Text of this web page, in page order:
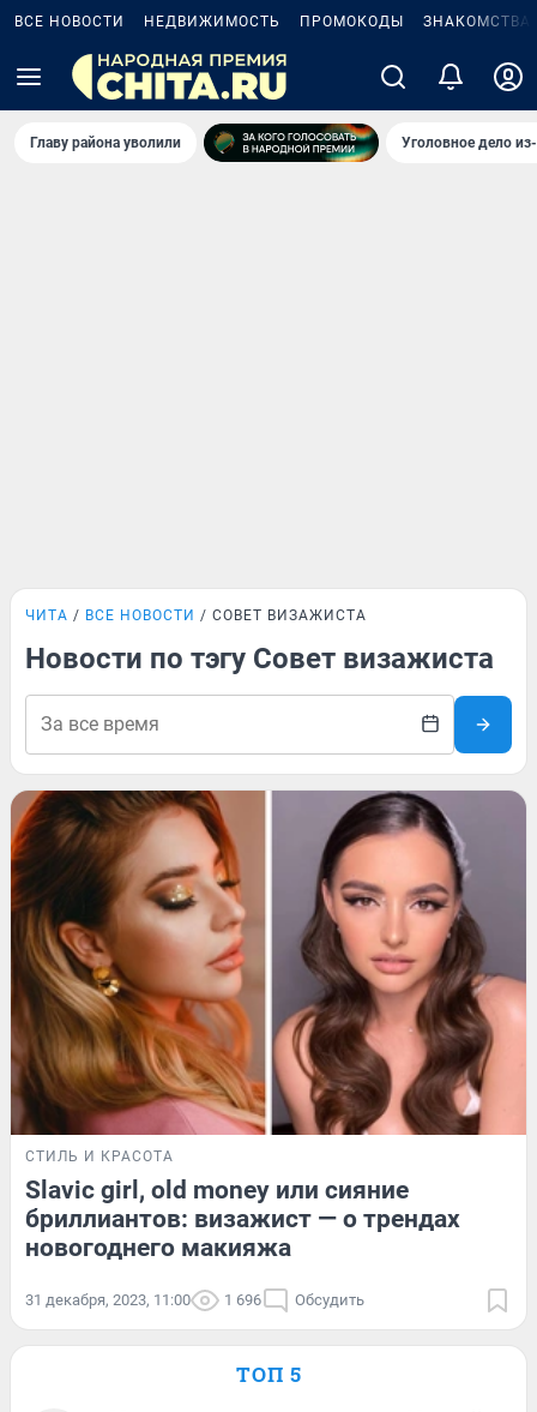
ВСЕ НОВОСТИ НЕДВИЖИМОСТЬ ПРОМОКОДЫ ЗНАКОМСТВА
Главу района уволили Уголовное дело
ЧИТА ВСЕ НОВОСТИ СОВЕТ ВИЗАЖИСТА
Новости по тэгу Совет визажиста
СТИЛЬ И КРАСОТА
Slavic girl, old money или сияние
бриллиантов: визажист — о трендах
новогоднего макияжа
31 декабря, 2023, 11:00 1 696 Обсудить
ТОП 5